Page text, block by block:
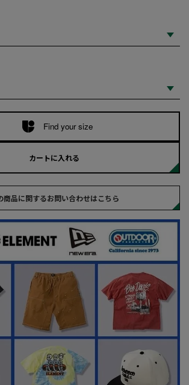
Find your size
カートに入れる
商品に関するお問い合わせはこちら